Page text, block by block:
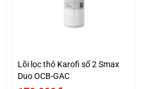
Lõi lọc thô Karofi số 2 Smax
Duo OCB-GAC